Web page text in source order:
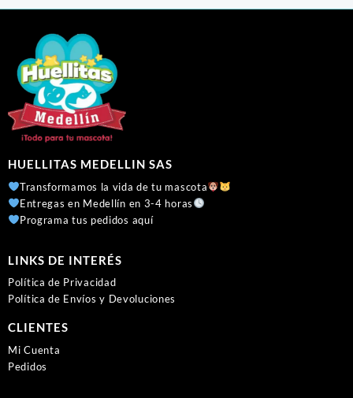
HUELLITAS MEDELLIN SAS
Transformamos la vida de tu mascota
Entregas en Medellín en 3-4 horas
Programa tus pedidos aquí
LINKS DE INTERÉS
Política de Privacidad
Política de Envíos y Devoluciones
CLIENTES
Mi Cuenta
Pedidos